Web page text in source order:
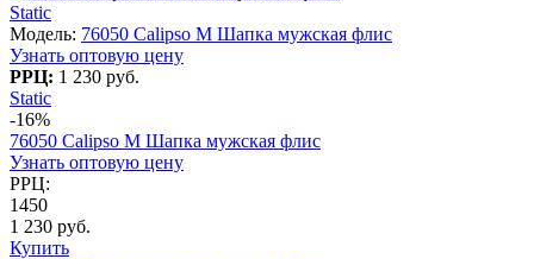
Static
Модель: 76050 Calipso M Шапка мужская флис
Узнать оптовую цену
РРЦ: 1 230 руб.
Static
-16%
76050 Calipso M Шапка мужская флис
Узнать оптовую цену
РРЦ:
1450
1 230 руб.
Купить